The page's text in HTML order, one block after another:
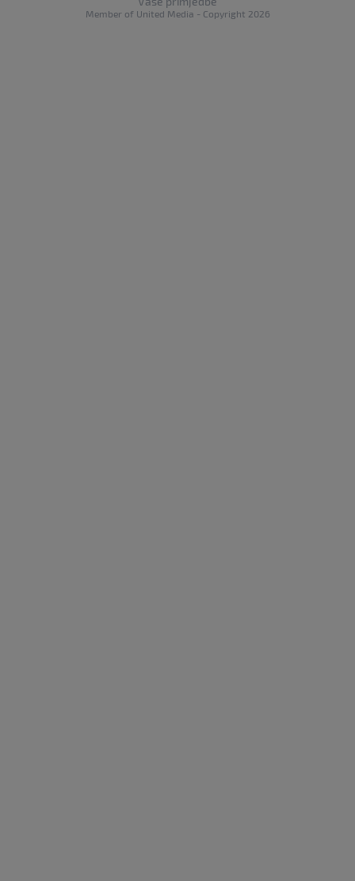
Member of United Media - Copyright 2026